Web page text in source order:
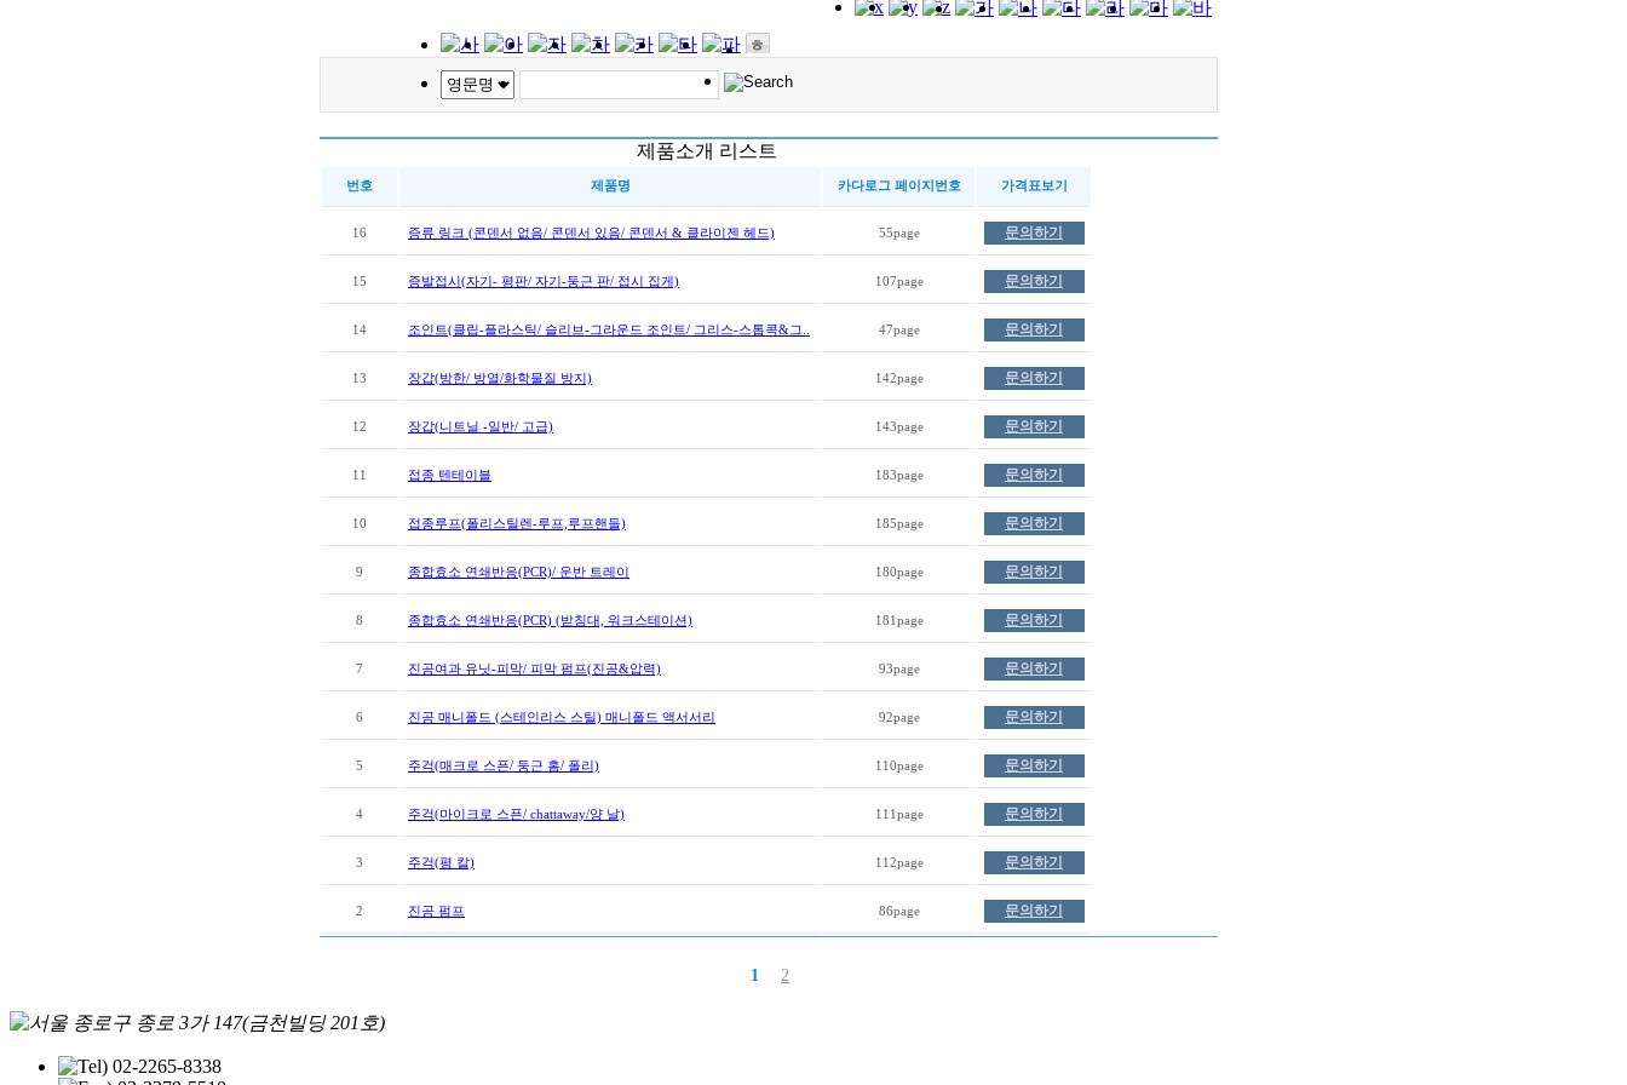
제품소개 리스트
번호 제품명 카다로그 페이지번호 가격표보기
16 증류 링크 (콘덴서 없음/ 콘덴서 있음/ 콘덴서 & 클라이젠 헤드) 55page 문의하기
15 증발접시(자기- 평판/ 자기-둥근 판/ 접시 집게) 107page 문의하기
14 조인트(클립-플라스틱/ 슬리브-그라운드 조인트/ 그리스-스톱콕&그.. 47page 문의하기
13 장갑(방한/ 방열/화학물질 방지) 142page 문의하기
12 장갑(니트닐 -일반/ 고급) 143page 문의하기
11 접종 텐테이블 183page 문의하기
10 접종루프(폴리스틸렌-루프,루프핸들) 185page 문의하기
9 종합효소 연쇄반응(PCR)/ 운반 트레이 180page 문의하기
8 종합효소 연쇄반응(PCR) (받침대, 워크스테이션) 181page 문의하기
7 진공여과 유닛-피막/ 피막 펌프(진공&압력) 93page 문의하기
6 진공 매니폴드 (스테인리스 스틸) 매니폴드 액서서리 92page 문의하기
5 주걱(매크로 스픈/ 둥근 홈/ 폴리) 110page 문의하기
4 주걱(마이크로 스픈/ chattaway/양 날) 111page 문의하기
3 주걱(평 칼) 112page 문의하기
2 진공 펌프 86page 문의하기
1 2